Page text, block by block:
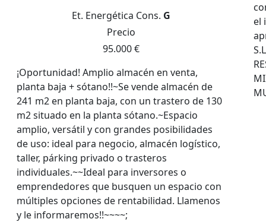
Et. Energética Cons. G
Precio
95.000 €
¡Oportunidad! Amplio almacén en venta,
planta baja + sótano!!~Se vende almacén de
241 m2 en planta baja, con un trastero de 130
m2 situado en la planta sótano.~Espacio
amplio, versátil y con grandes posibilidades
de uso: ideal para negocio, almacén logístico,
taller, párking privado o trasteros
individuales.~~Ideal para inversores o
emprendedores que busquen un espacio con
múltiples opciones de rentabilidad. Llamenos
y le informaremos!!~~~~;
el